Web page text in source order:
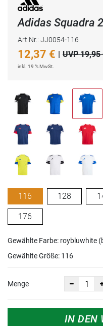
Adidas Squadra
Art.Nr.: JJ0054-116
12,37 € | UVP 19,95
inkl. 19 % MwSt.
116 128
176
Gewählte Farbe: roybluwhite
Gewählte Größe: 116
Menge
IN DEN